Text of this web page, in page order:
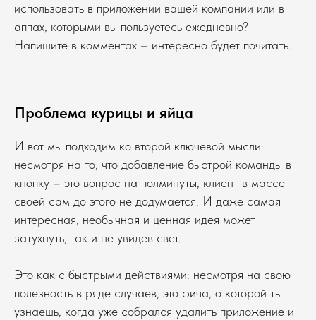
использовать в приложении вашей компании или в
аппах, которыми вы пользуетесь ежедневно?
Напишите в комментах – интересно будет почитать.
Проблема курицы и яйца
И вот мы подходим ко второй ключевой мысли:
несмотря на то, что добавление быстрой команды в
кнопку – это вопрос на полминуты, клиент в массе
своей сам до этого не додумается. И даже самая
интересная, необычная и ценная идея может
затухнуть, так и не увидев свет.
Это как с быстрыми действиями: несмотря на свою
полезность в ряде случаев, это фича, о которой ты
узнаешь, когда уже собрался удалить приложение и